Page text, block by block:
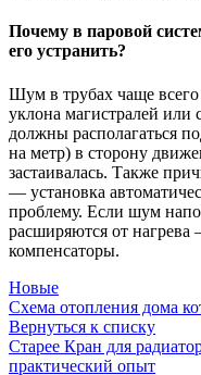
Почему в паровой
его устранить?
Шум в трубах чаще всего
уклона магистралей или
должны располагаться
на метр) в сторону
застаивалась. Также
— установка
проблему. Если шум
расширяются от нагрева
компенсаторы.
Новые
Схема отопления дома
Вернуться к списку
Старее Кран для
практический опыт